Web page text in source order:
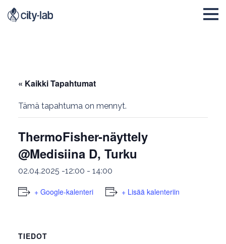
« Kaikki Tapahtumat
Tämä tapahtuma on mennyt.
ThermoFisher-näyttely
@Medisiina D, Turku
02.04.2025 -12:00 - 14:00
+ Google-kalenteri + Lisää kalenteriin
TIEDOT